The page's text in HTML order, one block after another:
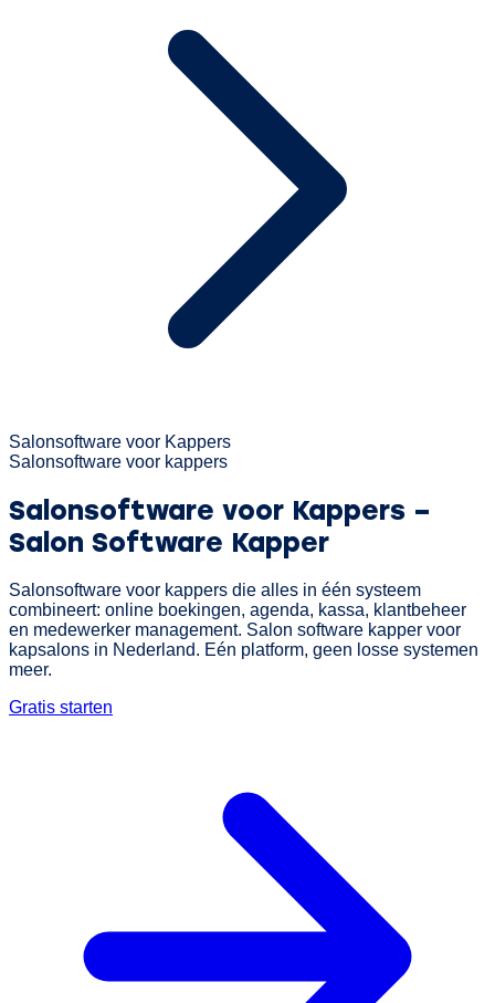
Salonsoftware voor Kappers
Salonsoftware voor kappers
Salonsoftware voor Kappers –
Salon Software Kapper
Salonsoftware voor kappers die alles in één systeem
combineert: online boekingen, agenda, kassa, klantbeheer
en medewerker management. Salon software kapper voor
kapsalons in Nederland. Eén platform, geen losse systemen
meer.
Gratis starten